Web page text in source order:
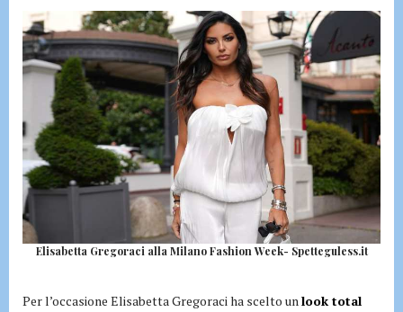
Elisabetta Gregoraci alla Milano Fashion Week- Spetteguless.it
Per l’occasione Elisabetta Gregoraci ha scelto un look total